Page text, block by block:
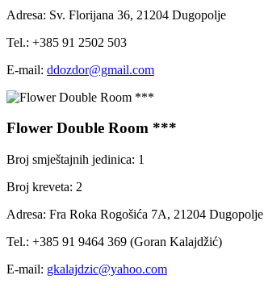
Adresa: Sv. Florijana 36, 21204 Dugopolje
Tel.: +385 91 2502 503
E-mail: ddozdor@gmail.com
Flower Double Room ***
Broj smještajnih jedinica: 1
Broj kreveta: 2
Adresa: Fra Roka Rogošića 7A, 21204 Dugopolje
Tel.: +385 91 9464 369 (Goran Kalajdžić)
E-mail: gkalajdzic@yahoo.com